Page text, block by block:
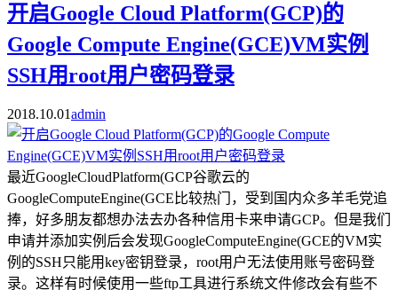
开启Google Cloud Platform(GCP)的
Google Compute Engine(GCE)VM实例
SSH用root用户密码登录
2018.10.01admin
最近GoogleCloudPlatform(GCP谷歌云的
GoogleComputeEngine(GCE比较热门，受到国内众多羊毛党追
捧，好多朋友都想办法去办各种信用卡来申请GCP。但是我们
申请并添加实例后会发现GoogleComputeEngine(GCE的VM实
例的SSH只能用key密钥登录，root用户无法使用账号密码登
录。这样有时候使用一些ftp工具进行系统文件修改会有些不